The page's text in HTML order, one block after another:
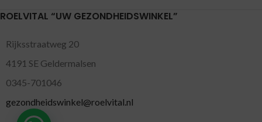
ROELVITAL “UW GEZONDHEIDSWINKEL”
Rijksstraatweg 20
4191 SE Geldermalsen
0345-701046
gezondheidswinkel@roelvital.nl